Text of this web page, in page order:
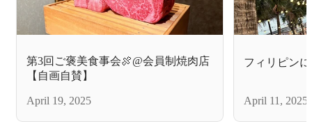
第3回ご褒美食事会🍖@会員制焼肉店
【自画自賛】
April 19, 2025
フィリピン
April 11, 2025